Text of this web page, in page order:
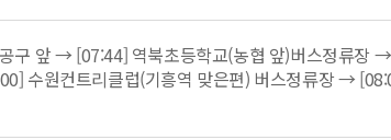
구 앞 → [07:44] 역북초등학교(농협 앞)버스정류장
수원컨트리클럽(기흥역 맞은편) 버스정류장 →